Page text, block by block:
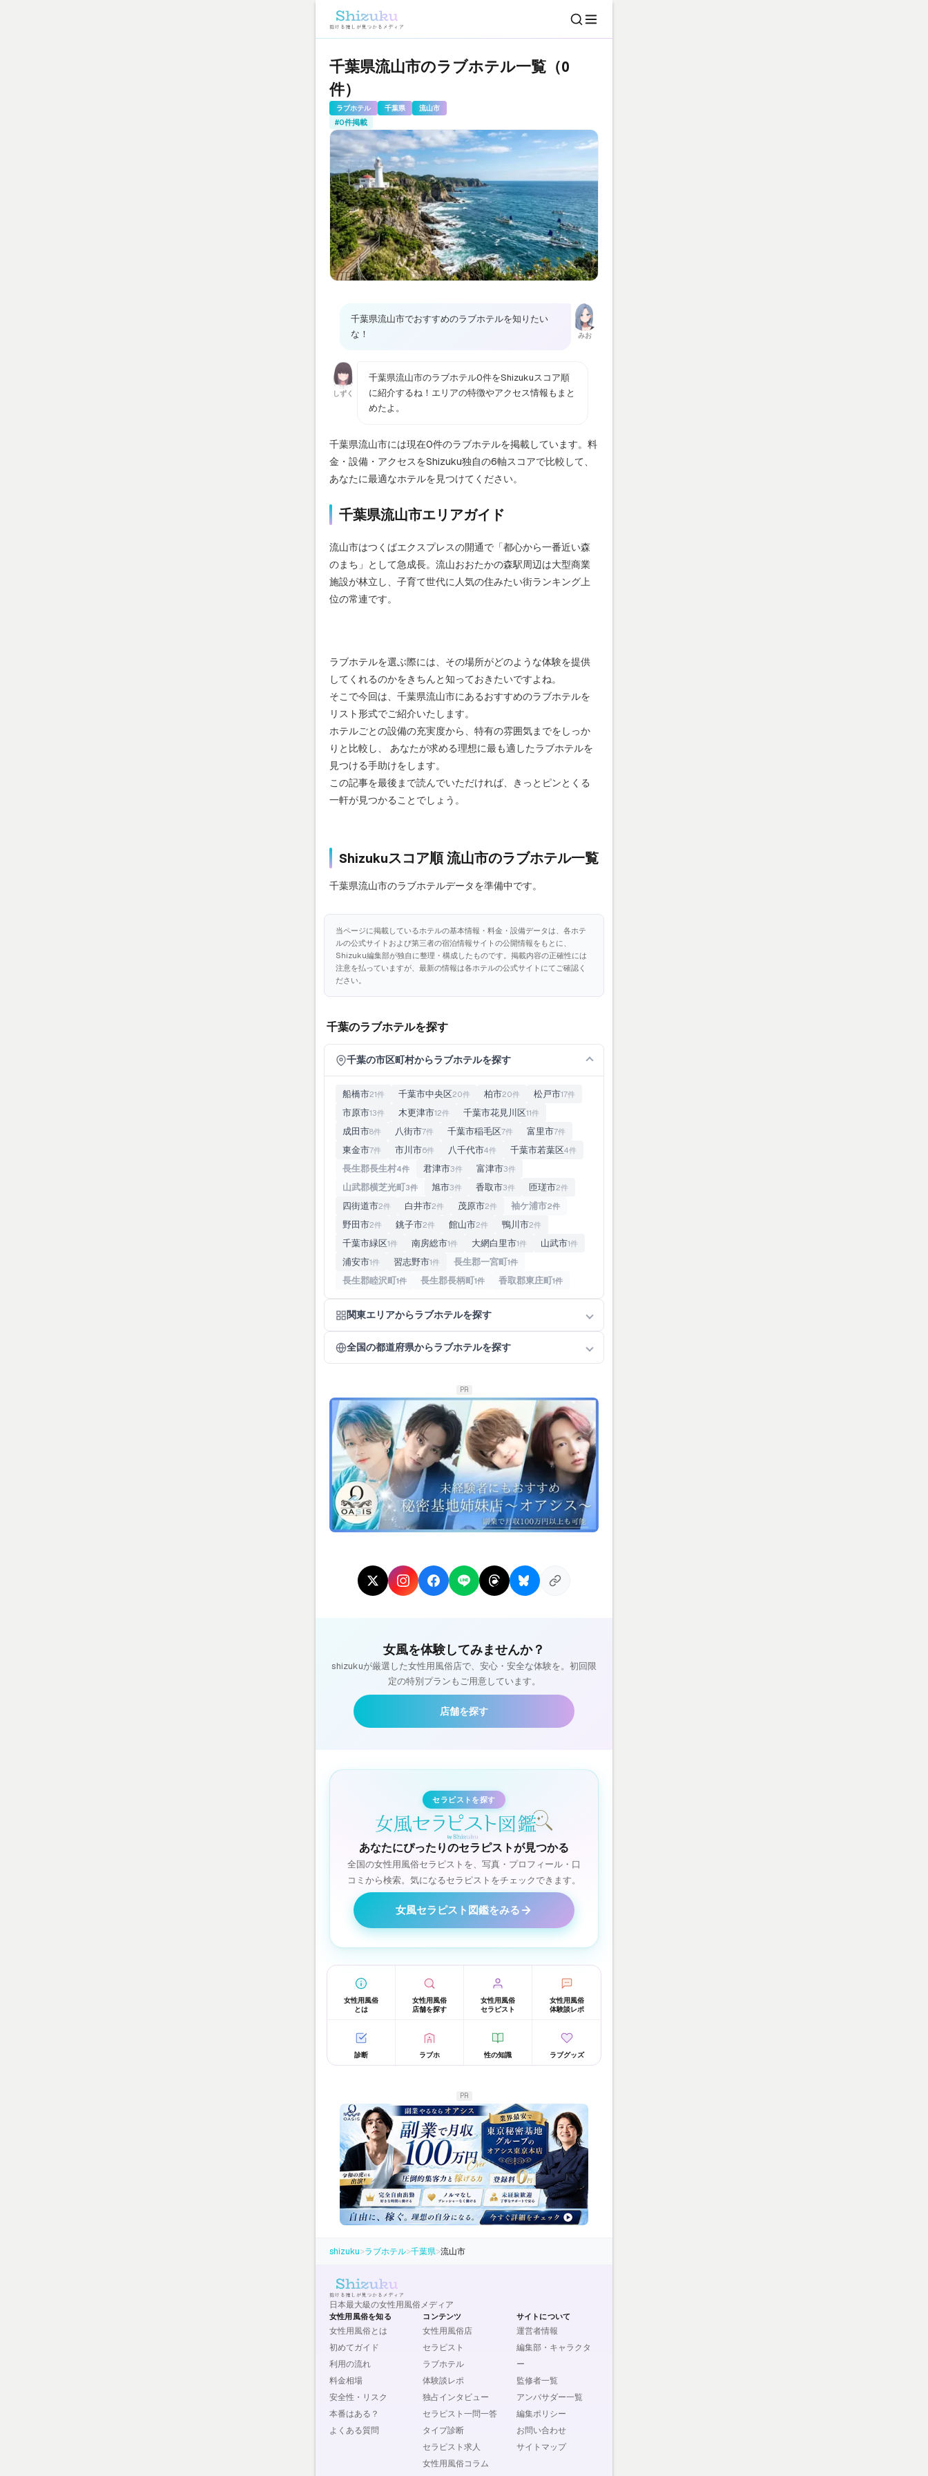
千葉県流山市のラブホテル一覧（0
件）
ラブホテル 千葉県 流山市
#0件掲載
みお
千葉県流山市でおすすめのラブホテルを知りたい
な！
しずく
千葉県流山市のラブホテル0件をShizukuスコア順
に紹介するね！エリアの特徴やアクセス情報もまと
めたよ。
千葉県流山市には現在0件のラブホテルを掲載しています。料
金・設備・アクセスをShizuku独自の6軸スコアで比較して、
あなたに最適なホテルを見つけてください。
千葉県流山市エリアガイド
流山市はつくばエクスプレスの開通で「都心から一番近い森
のまち」として急成長。流山おおたかの森駅周辺は大型商業
施設が林立し、子育て世代に人気の住みたい街ランキング上
位の常連です。
ラブホテルを選ぶ際には、その場所がどのような体験を提供
してくれるのかをきちんと知っておきたいですよね。
そこで今回は、千葉県流山市にあるおすすめのラブホテルを
リスト形式でご紹介いたします。
ホテルごとの設備の充実度から、特有の雰囲気までをしっか
りと比較し、 あなたが求める理想に最も適したラブホテルを
見つける手助けをします。
この記事を最後まで読んでいただければ、きっとピンとくる
一軒が見つかることでしょう。
Shizukuスコア順 流山市のラブホテル一覧
千葉県流山市のラブホテルデータを準備中です。
当ページに掲載しているホテルの基本情報・料金・設備データは、各ホテ
ルの公式サイトおよび第三者の宿泊情報サイトの公開情報をもとに、
Shizuku編集部が独自に整理・構成したものです。掲載内容の正確性には
注意を払っていますが、最新の情報は各ホテルの公式サイトにてご確認く
ださい。
千葉のラブホテルを探す
千葉の市区町村からラブホテルを探す
船橋市21件 千葉市中央区20件 柏市20件 松戸市17件
市原市13件 木更津市12件 千葉市花見川区11件
成田市8件 八街市7件 千葉市稲毛区7件 富里市7件
東金市7件 市川市6件 八千代市4件 千葉市若葉区4件
長生郡長生村4件 君津市3件 富津市3件
山武郡横芝光町3件 旭市3件 香取市3件 匝瑳市2件
四街道市2件 白井市2件 茂原市2件 袖ケ浦市2件
野田市2件 銚子市2件 館山市2件 鴨川市2件
千葉市緑区1件 南房総市1件 大網白里市1件 山武市1件
浦安市1件 習志野市1件 長生郡一宮町1件
長生郡睦沢町1件 長生郡長柄町1件 香取郡東庄町1件
関東エリアからラブホテルを探す
全国の都道府県からラブホテルを探す
PR
女風を体験してみませんか？
shizukuが厳選した女性用風俗店で、安心・安全な体験を。初回限
定の特別プランもご用意しています。
店舗を探す
セラピストを探す
あなたにぴったりのセラピストが見つかる
全国の女性用風俗セラピストを、写真・プロフィール・口
コミから検索。気になるセラピストをチェックできます。
女風セラピスト図鑑をみる
女性用風俗
とは
女性用風俗
店舗を探す
女性用風俗
セラピスト
女性用風俗
体験談レポ
診断 ラブホ 性の知識 ラブグッズ
PR
shizuku>ラブホテル>千葉県>流山市
日本最大級の女性用風俗メディア
女性用風俗を知る
女性用風俗とは
初めてガイド
利用の流れ
料金相場
安全性・リスク
本番はある？
よくある質問
コンテンツ
女性用風俗店
セラピスト
ラブホテル
体験談レポ
独占インタビュー
セラピスト一問一答
タイプ診断
セラピスト求人
女性用風俗コラム
サイトについて
運営者情報
編集部・キャラクタ
ー
監修者一覧
アンバサダー一覧
編集ポリシー
お問い合わせ
サイトマップ